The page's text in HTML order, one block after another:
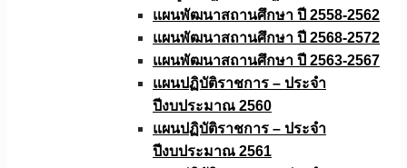
แผนพัฒนาสถานศึกษา ปี 2558-2562
แผนพัฒนาสถานศึกษา ปี 2568-2572
แผนพัฒนาสถานศึกษา ปี 2563-2567
แผนปฏิบัติราชการ – ประจำ
ปีงบประมาณ 2560
แผนปฏิบัติราชการ – ประจำ
ปีงบประมาณ 2561